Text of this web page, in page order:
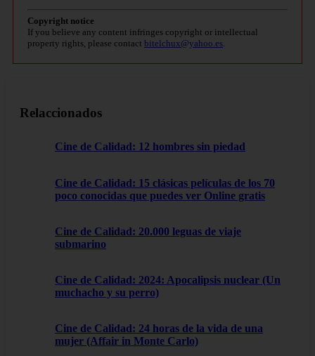
Copyright notice
If you believe any content infringes copyright or intellectual
property rights, please contact bitelchux@yahoo.es
Relaccionados
Cine de Calidad: 12 hombres sin piedad
Cine de Calidad: 15 clásicas películas de los 70
poco conocidas que puedes ver Online gratis
Cine de Calidad: 20.000 leguas de viaje
submarino
Cine de Calidad: 2024: Apocalipsis nuclear (Un
muchacho y su perro)
Cine de Calidad: 24 horas de la vida de una
mujer (Affair in Monte Carlo)